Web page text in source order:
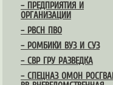
– ПРЕДПРИЯТИЯ И
ОРГАНИЗАЦИИ
– РВСН ПВО
– РОМБИКИ ВУЗ И СУЗ
– СВР ГРУ РАЗВЕДКА
– СПЕЦНАЗ ОМОН